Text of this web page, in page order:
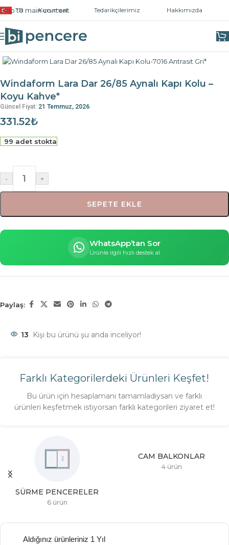
Skip to main content
TR Kurumsal Tedarikçilerimiz Hakkımızda
Ana Sayfa
Windaform Lara Dar 26/85 Aynalı Kapı Kolu –
Koyu Kahve*
Güncel Fiyat: 21 Temmuz, 2026
331.52₺
99 adet stokta
- +
SEPETE EKLE
WhatsApp’tan Sor
Ürünle ilgili hızlı destek al
Paylaş:
13 Kişi bu ürünü şu anda inceliyor!
Farklı Kategorilerdeki Ürünleri Keşfet!
Bu ürün için hesaplamanı tamamladıysan ve farklı
ürünleri keşfetmek istiyorsan farklı kategorileri ziyaret et!
SÜRME PENCERELER
6 ürün
CAM BALKONLAR
4 ürün
Aldığınız ürünleriniz 1 Yıl